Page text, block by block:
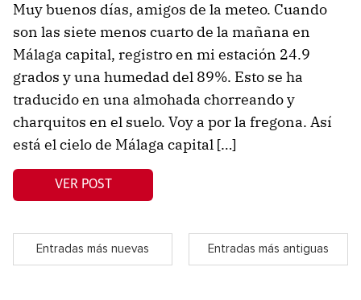
Muy buenos días, amigos de la meteo. Cuando
son las siete menos cuarto de la mañana en
Málaga capital, registro en mi estación 24.9
grados y una humedad del 89%. Esto se ha
traducido en una almohada chorreando y
charquitos en el suelo. Voy a por la fregona. Así
está el cielo de Málaga capital […]
VER POST
Entradas más nuevas Entradas más antiguas